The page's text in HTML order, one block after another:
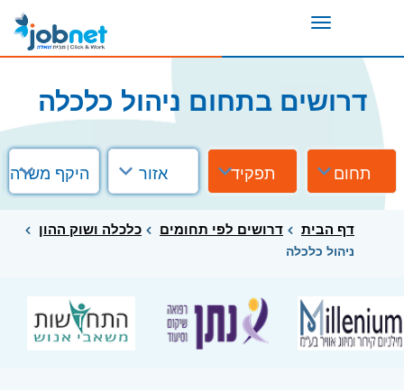
Toggle
דרושים בתחום ניהול כלכלה
תחום תפקיד אזור היקף משרה
דף הבית דרושים לפי תחומים כלכלה ושוק ההון
ניהול כלכלה